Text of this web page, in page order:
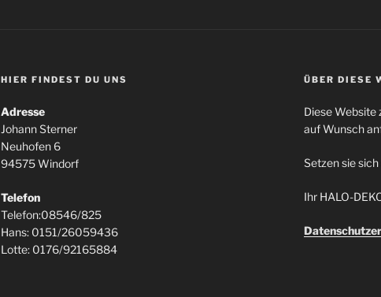
HIER FINDEST DU UNS
Adresse
Johann Sterner
Neuhofen 6
94575 Windorf
Telefon
Telefon:08546/825
Hans: 0151/26059436
Lotte: 0176/92165884
ÜBER DIESE
Diese Website
auf Wunsch
Setzen sie
Ihr HALO-